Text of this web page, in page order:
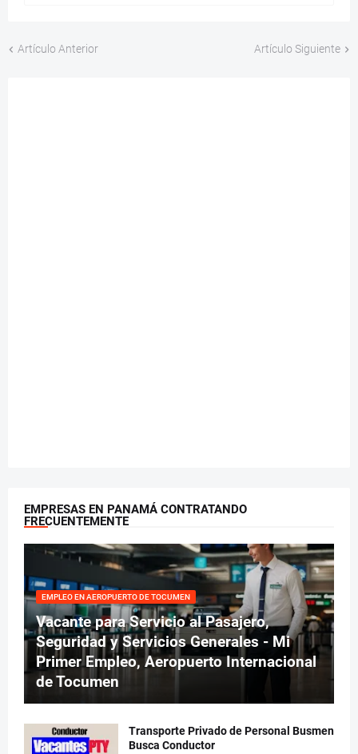
Artículo Anterior Artículo Siguiente
EMPRESAS EN PANAMÁ CONTRATANDO
FRECUENTEMENTE
EMPLEO EN AEROPUERTO DE TOCUMEN
Vacante para Servicio al Pasajero,
Seguridad y Servicios Generales - Mi
Primer Empleo, Aeropuerto Internacional
de Tocumen
Transporte Privado de Personal Busmen
Busca Conductor